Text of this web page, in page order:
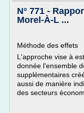
N° 771 -
Morel-À-L ...
Méthode des effets
L'approche vise à
donnée l'ensemble
supplémentaires
aussi de manière
des secteurs